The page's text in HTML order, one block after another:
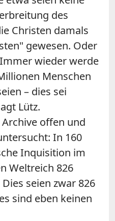
des
Christen damals
gewesen. Oder
wieder werde
Menschen
– dies sei
Lütz.
offen und
In 160
Inquisition im
Weltreich 826
seien zwar 826
sind eben keinen